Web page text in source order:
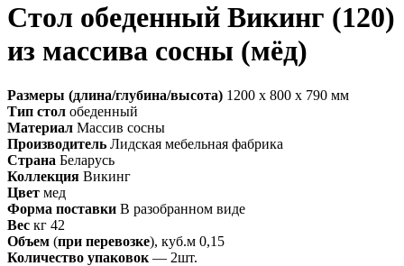
Стол обеденный Викинг (120)
из массива сосны (мёд)
Размеры (длина/глубина/высота) 1200 x 800 x 790 мм
Тип стол обеденный
Материал Массив сосны
Производитель Лидская мебельная фабрика
Страна Беларусь
Коллекция Викинг
Цвет мед
Форма поставки В разобранном виде
Вес кг 42
Объем (при перевозке), куб.м 0,15
Количество упаковок — 2шт.